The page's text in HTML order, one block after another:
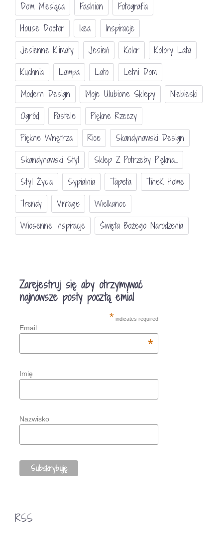
Dom Miesiąca
Fashion
Fotografia
House Doctor
Ikea
Inspiracje
Jesienne Klimaty
Jesień Kolor
Kolory Lata
Kuchnia
Lampa Lato
Letni Dom
Modern Design
Moje Ulubione Sklepy
Niebieski
Ogród
Pastele
Piękne Rzeczy
Piękne Wnętrza
Rice
Skandynawski Design
Skandynawski Styl
Sklep Z Potrzeby Piękna...
Styl Życia
Sypialnia Tapeta
TineK Home
Trendy
Vintage
Wielkanoc
Wiosenne Inspiracje
Święta Bożego Narodzenia
Zarejestruj się aby otrzymywać
najnowsze posty pocztą emial
* indicates required
Email
*
Imię
Nazwisko
RSS